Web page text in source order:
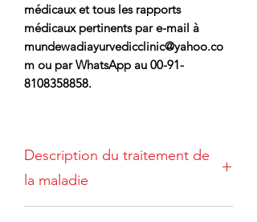
médicaux et tous les rapports
médicaux pertinents par e-mail à
mundewadiayurvedicclinic@yahoo.co
m ou par WhatsApp au 00-91-
8108358858.
Description du traitement de
la maladie